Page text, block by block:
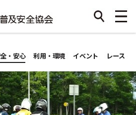
・安心 利用・環境 イベント レース